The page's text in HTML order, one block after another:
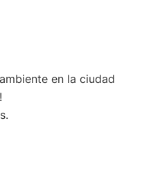
en la ciudad